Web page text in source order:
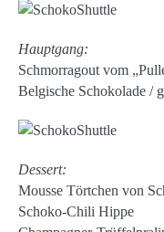
Hauptgang:
Schmorragout vom
Belgische Schokolade /
Dessert:
Mousse Törtchen von
Schoko-Chili Hippe